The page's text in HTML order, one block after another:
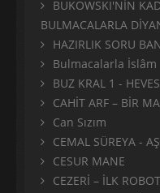
BUKOWSKI'NİN
BULMACALARLA
HAZIRLIK SORU
Bulmacalarla İslâm
BUZ KRAL 1 - HEVES
CAHİT ARF – BİR
Can Sızım
CEMAL SÜREYA -
CESUR MANE
CEZERİ – İLK